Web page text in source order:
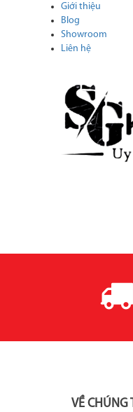
Giới thiệu
Blog
Showroom
Liên hệ
VỀ CHÚNG